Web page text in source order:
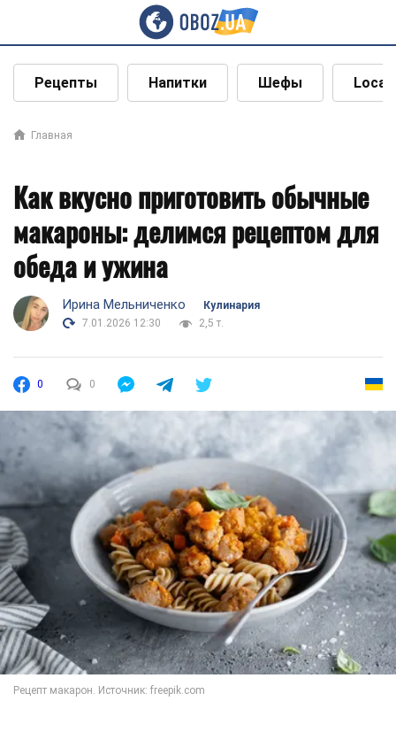
Рецепты Напитки Шефы Local
Главная
Как вкусно приготовить обычные
макароны: делимся рецептом для
обеда и ужина
Ирина Мельниченко
Кулинария
7.01.2026 12:30
2,5 т.
0 0